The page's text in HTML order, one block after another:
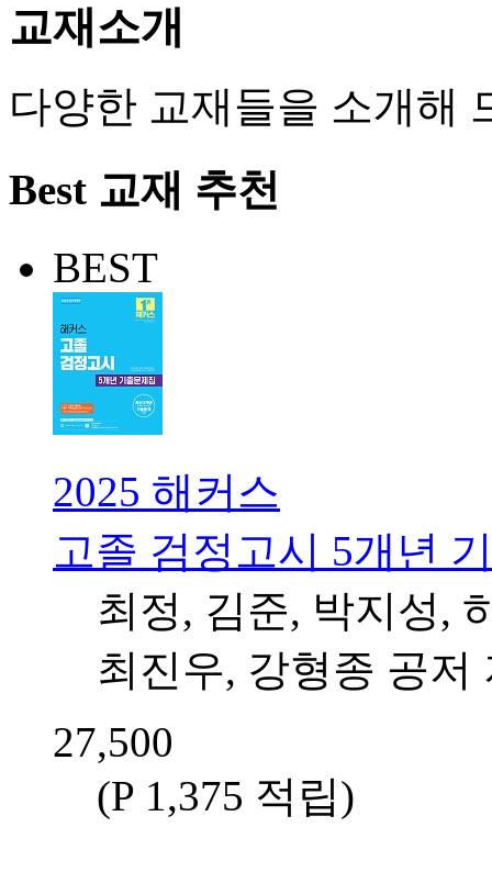
교재소개
다양한 교재들을 소개해
Best 교재 추천
BEST
2025 해커스
고졸 검정고시 5개년
최정, 김준, 박지성,
최진우, 강형종 공저
27,500
(P 1,375 적립)